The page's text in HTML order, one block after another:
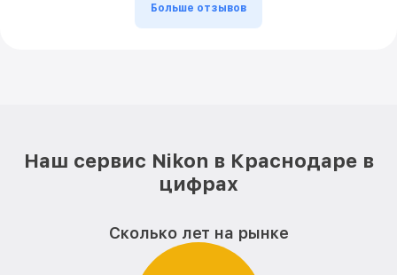
Больше отзывов
Наш сервис Nikon в Краснодаре в
цифрах
Сколько лет на рынке